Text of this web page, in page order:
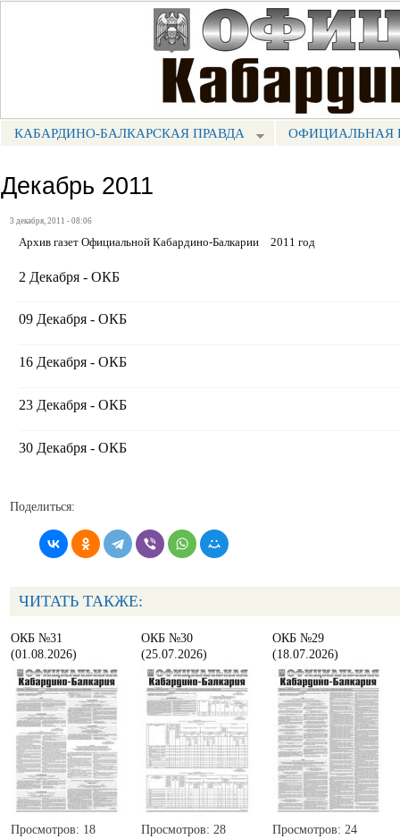
МЕНЮ КБП
КАБАРДИНО-БАЛКАРСКАЯ ПРАВДА ОФИЦИАЛЬНАЯ
Декабрь 2011
3 декабря, 2011 - 08:06
Архив газет Официальной Кабардино-Балкарии 2011 год
2 Декабря - ОКБ
09 Декабря - ОКБ
16 Декабря - ОКБ
23 Декабря - ОКБ
30 Декабря - ОКБ
Поделиться:
ЧИТАТЬ ТАКЖЕ:
ОКБ №31
(01.08.2026)
Просмотров: 18
ОКБ №30
(25.07.2026)
Просмотров: 28
ОКБ №29
(18.07.2026)
Просмотров: 24